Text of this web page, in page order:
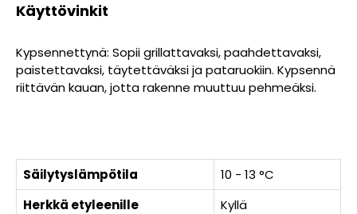
Käyttövinkit
Kypsennettynä: Sopii grillattavaksi, paahdettavaksi,
paistettavaksi, täytettäväksi ja pataruokiin. Kypsennä
riittävän kauan, jotta rakenne muuttuu pehmeäksi.
Säilytyslämpötila
10 - 13 °C
Herkkä etyleenille
Kyllä